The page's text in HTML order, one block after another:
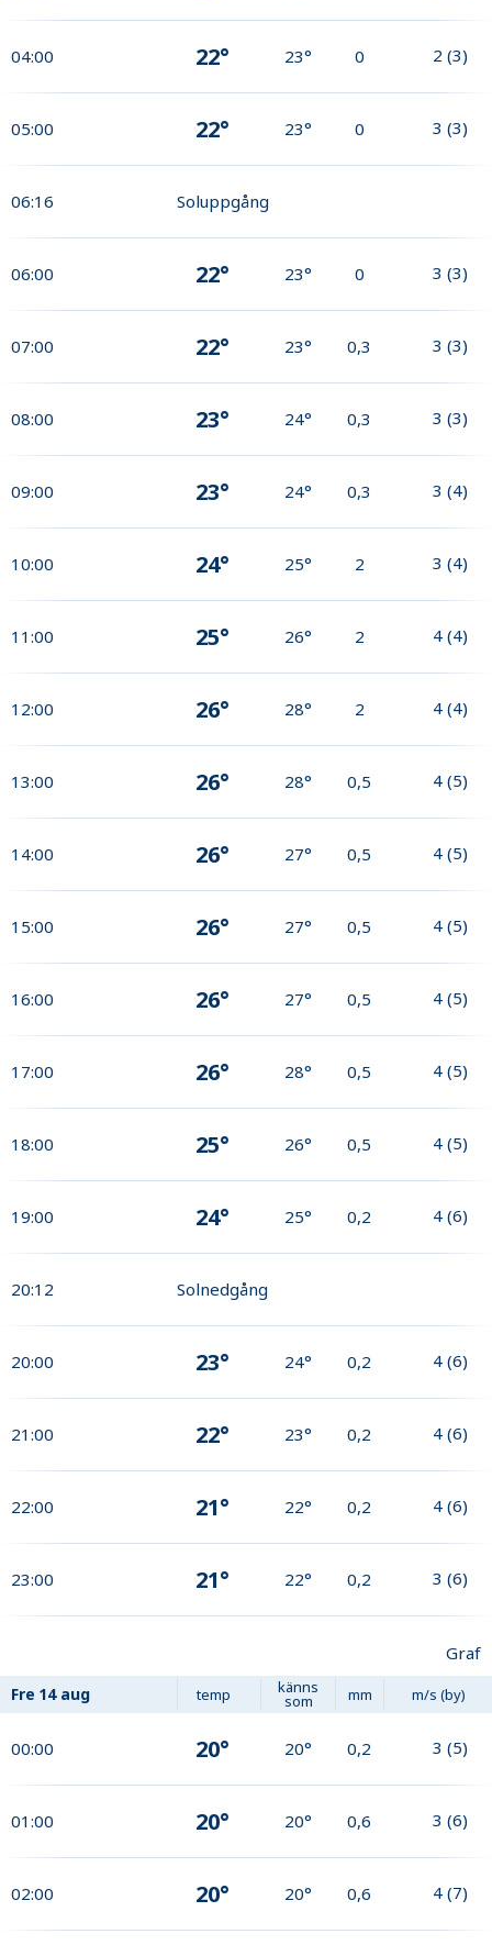
04:00 22° 23° 0 2 (3)
05:00 22° 23° 0 3 (3)
06:16 Soluppgång
06:00 22° 23° 0 3 (3)
07:00 22° 23° 0,3 3 (3)
08:00 23° 24° 0,3 3 (3)
09:00 23° 24° 0,3 3 (4)
10:00 24° 25° 2 3 (4)
11:00 25° 26° 2 4 (4)
12:00 26° 28° 2 4 (4)
13:00 26° 28° 0,5 4 (5)
14:00 26° 27° 0,5 4 (5)
15:00 26° 27° 0,5 4 (5)
16:00 26° 27° 0,5 4 (5)
17:00 26° 28° 0,5 4 (5)
18:00 25° 26° 0,5 4 (5)
19:00 24° 25° 0,2 4 (6)
20:12 Solnedgång
20:00 23° 24° 0,2 4 (6)
21:00 22° 23° 0,2 4 (6)
22:00 21° 22° 0,2 4 (6)
23:00 21° 22° 0,2 3 (6)
Graf
Fre 14 aug temp känns
som mm m/s (by)
00:00 20° 20° 0,2 3 (5)
01:00 20° 20° 0,6 3 (6)
02:00 20° 20° 0,6 4 (7)